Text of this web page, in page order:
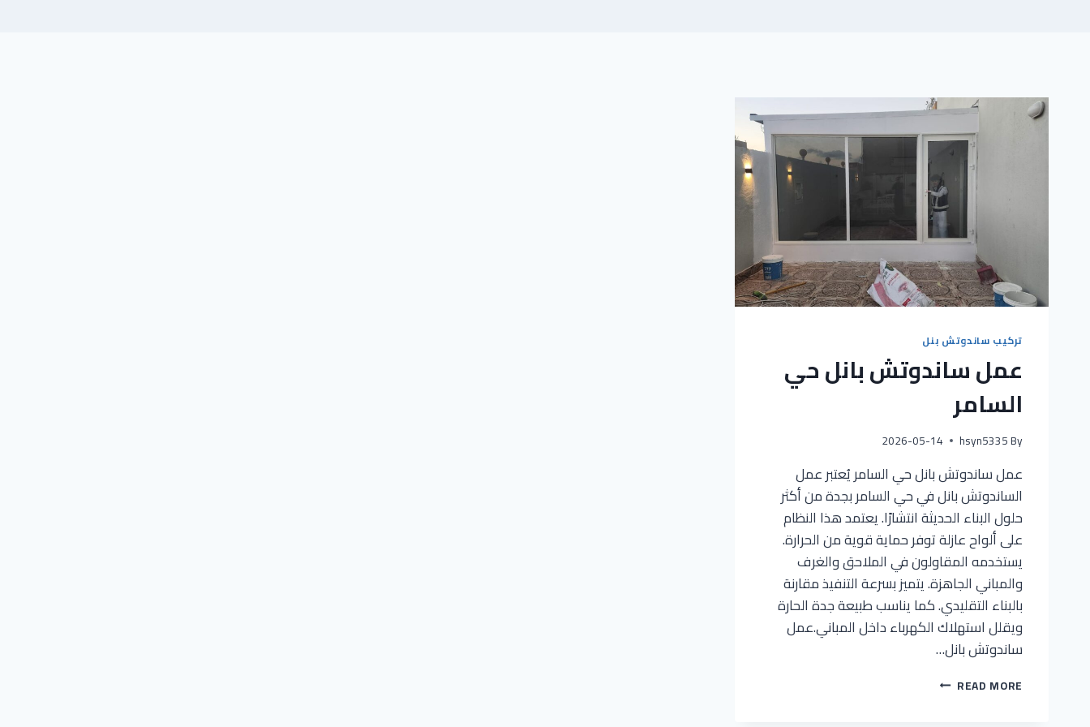
تركيب ساندوتش بنل
عمل ساندوتش بانل حي
السامر
By
hsyn5335
2026-05-14
عمل ساندوتش بانل حي السامر يُعتبر عمل
الساندوتش بانل في حي السامر بجدة من أكثر
حلول البناء الحديثة انتشارًا. يعتمد هذا النظام
على ألواح عازلة توفر حماية قوية من الحرارة.
يستخدمه المقاولون في الملاحق والغرف
والمباني الجاهزة. يتميز بسرعة التنفيذ مقارنة
بالبناء التقليدي. كما يناسب طبيعة جدة الحارة
ويقلل استهلاك الكهرباء داخل المباني.عمل
ساندوتش بانل…
READ MORE